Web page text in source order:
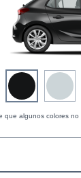
que algunos colores
directa por